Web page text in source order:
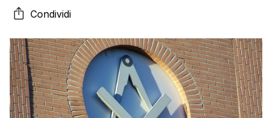
sottosegretario azzurro nonché penalista Giancarlo
PittelliCondividi